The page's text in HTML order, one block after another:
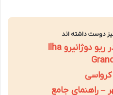
دوست داشته اند
جزیره ایلها گرانده در ریو دوژانیرو Ilha
– راهنمای جامع